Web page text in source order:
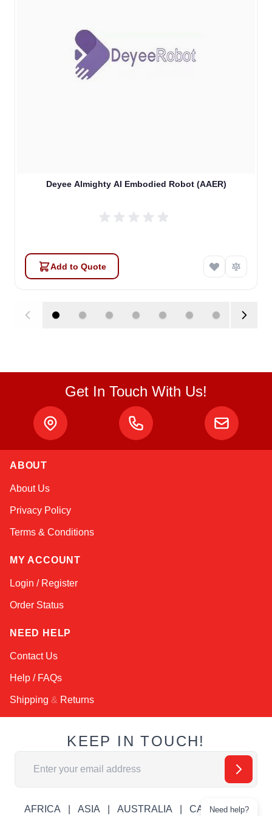
Deyee Almighty AI Embodied Robot (AAER)
Add to Quote
Get In Touch With Us!
ABOUT
About Us
Privacy Policy
Terms & Conditions
MY ACCOUNT
Login / Register
Order Status
NEED HELP
Contact Us
Help / FAQs
Shipping & Returns
KEEP IN TOUCH!
Email Address
AFRICA ASIA AUSTRALIA CANADANeed help?